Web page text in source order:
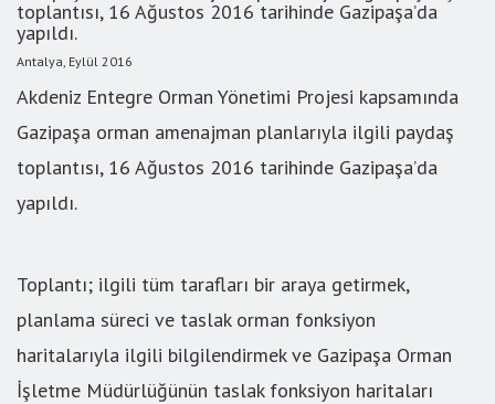
toplantısı, 16 Ağustos 2016 tarihinde Gazipaşa’da
yapıldı.
Antalya, Eylül 2016
Akdeniz Entegre Orman Yönetimi Projesi kapsamında
Gazipaşa orman amenajman planlarıyla ilgili paydaş
toplantısı, 16 Ağustos 2016 tarihinde Gazipaşa’da
yapıldı.
Toplantı; ilgili tüm tarafları bir araya getirmek,
planlama süreci ve taslak orman fonksiyon
haritalarıyla ilgili bilgilendirmek ve Gazipaşa Orman
İşletme Müdürlüğünün taslak fonksiyon haritaları